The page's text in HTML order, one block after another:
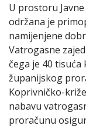
U prostoru
održana je
namijenjene
Vatrogasne
čega je 40
županijskog
Koprivničko-
nabavu
proračunu